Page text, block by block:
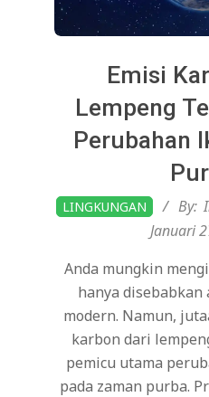
Emisi
Lempeng
Perubahan
2026-
01-
LINGKUNGAN By:
Januari
Anda mungkin
hanya
modern. Namun,
karbon dari
pemicu utama
pada zaman purba.